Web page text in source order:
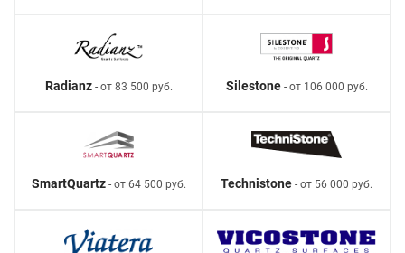
Radianz- от 83 500 руб. Silestone- от 106 000 руб.
SmartQuartz- от 64 500 руб. Technistone - от 56 000 руб.